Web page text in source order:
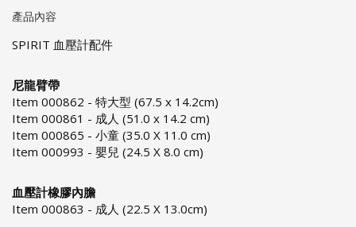
產品內容
SPIRIT 血壓計配件
尼龍臂帶
Item 000862 - 特大型 (67.5 x 14.2cm)
Item 000861 - 成人 (51.0 x 14.2 cm)
Item 000865 - 小童 (35.0 X 11.0 cm)
Item 000993 - 嬰兒 (24.5 X 8.0 cm)
血壓計橡膠內膽
Item 000863 - 成人 (22.5 X 13.0cm)